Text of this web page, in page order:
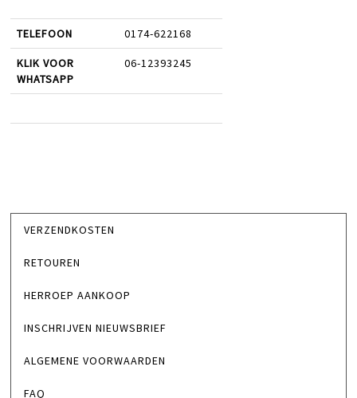
TELEFOON 0174-622168
KLIK VOOR
WHATSAPP
06-12393245
VERZENDKOSTEN
RETOUREN
HERROEP AANKOOP
INSCHRIJVEN NIEUWSBRIEF
ALGEMENE VOORWAARDEN
FAQ